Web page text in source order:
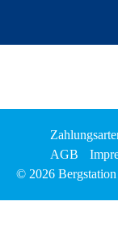
AGB
© 2026